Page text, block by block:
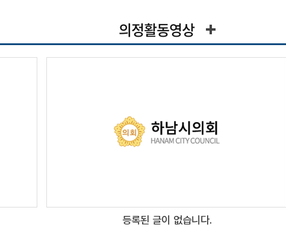
의정활동영상
등록된 글이 없습니다.